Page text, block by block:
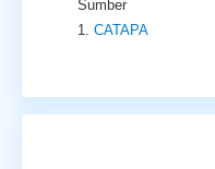
Sumber
CATAPA